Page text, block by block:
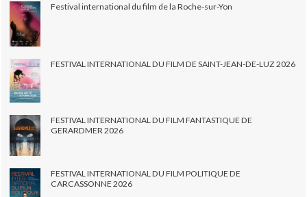
Festival international du film de la Roche-sur-Yon
FESTIVAL INTERNATIONAL DU FILM DE SAINT-JEAN-DE-LUZ 2026
FESTIVAL INTERNATIONAL DU FILM FANTASTIQUE DE
GERARDMER 2026
FESTIVAL INTERNATIONAL DU FILM POLITIQUE DE
CARCASSONNE 2026